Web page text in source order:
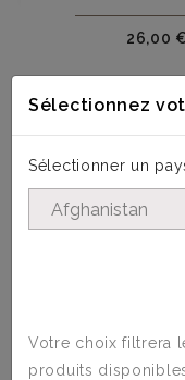
Prix
26,00
4 AUTRES
CATÉGORIE :
Sélectionnez
Sélectionner un
Votre choix filtrera
produits